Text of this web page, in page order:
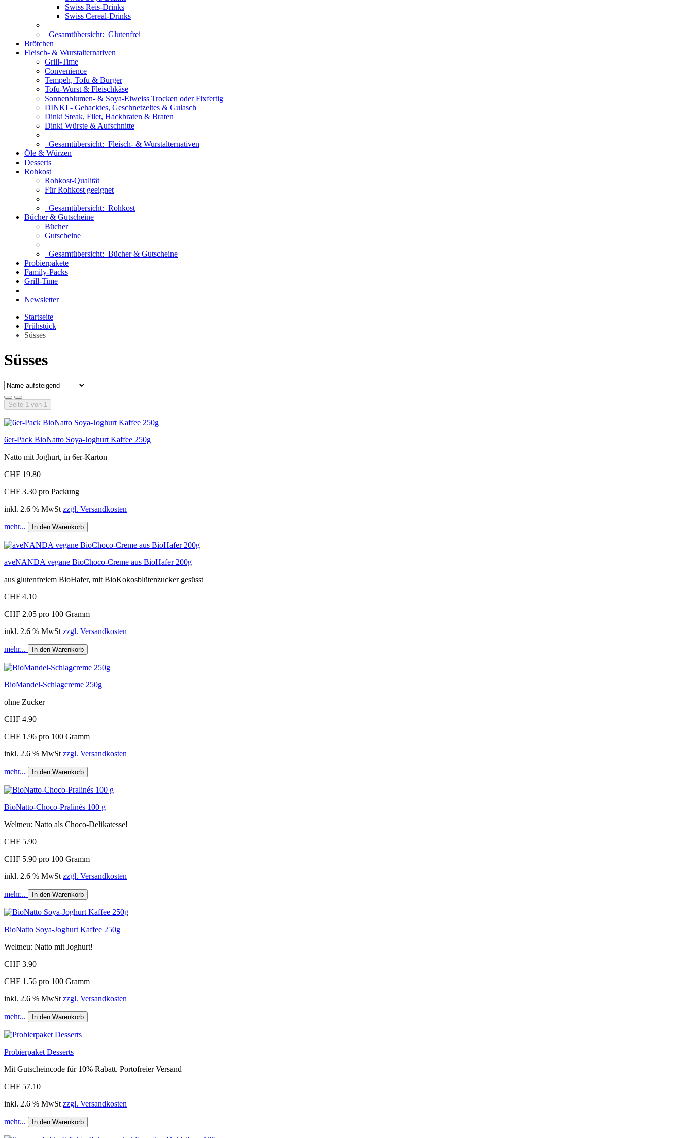
Swiss Reis-Drinks
Swiss Cereal-Drinks
Gesamtübersicht: Glutenfrei
Brötchen
Fleisch- & Wurstalternativen
Grill-Time
Convenience
Tempeh, Tofu & Burger
Tofu-Wurst & Fleischkäse
Sonnenblumen- & Soya-Eiweiss Trocken oder Fixfertig
DINKI - Gehacktes, Geschnetzeltes & Gulasch
Dinki Steak, Filet, Hackbraten & Braten
Dinki Würste & Aufschnitte
Gesamtübersicht: Fleisch- & Wurstalternativen
Öle & Würzen
Desserts
Rohkost
Rohkost-Qualität
Für Rohkost geeignet
Gesamtübersicht: Rohkost
Bücher & Gutscheine
Bücher
Gutscheine
Gesamtübersicht: Bücher & Gutscheine
Probierpakete
Family-Packs
Grill-Time
Newsletter
Startseite
Frühstück
Süsses
Süsses
Seite 1 von 1
6er-Pack BioNatto Soya-Joghurt Kaffee 250g
Natto mit Joghurt, in 6er-Karton
CHF 19.80
CHF 3.30 pro Packung
inkl. 2.6 % MwSt zzgl. Versandkosten
mehr... In den Warenkorb
aveNANDA vegane BioChoco-Creme aus BioHafer 200g
aus glutenfreiem BioHafer, mit BioKokosblütenzucker gesüsst
CHF 4.10
CHF 2.05 pro 100 Gramm
inkl. 2.6 % MwSt zzgl. Versandkosten
mehr... In den Warenkorb
BioMandel-Schlagcreme 250g
ohne Zucker
CHF 4.90
CHF 1.96 pro 100 Gramm
inkl. 2.6 % MwSt zzgl. Versandkosten
mehr... In den Warenkorb
BioNatto-Choco-Pralinés 100 g
Weltneu: Natto als Choco-Delikatesse!
CHF 5.90
CHF 5.90 pro 100 Gramm
inkl. 2.6 % MwSt zzgl. Versandkosten
mehr... In den Warenkorb
BioNatto Soya-Joghurt Kaffee 250g
Weltneu: Natto mit Joghurt!
CHF 3.90
CHF 1.56 pro 100 Gramm
inkl. 2.6 % MwSt zzgl. Versandkosten
mehr... In den Warenkorb
Probierpaket Desserts
Mit Gutscheincode für 10% Rabatt. Portofreier Versand
CHF 57.10
inkl. 2.6 % MwSt zzgl. Versandkosten
mehr... In den Warenkorb